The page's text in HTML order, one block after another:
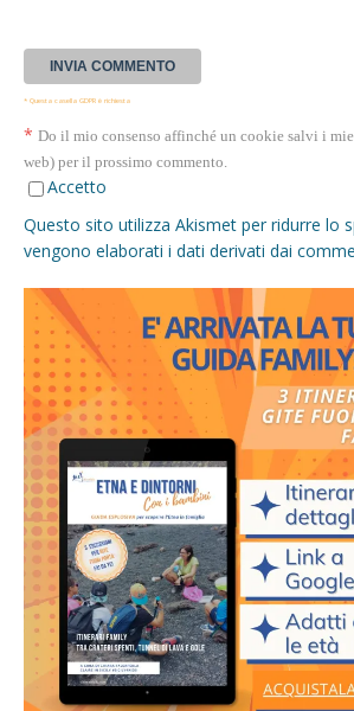
* Questa casella GDPR è richiesta
* Do il mio consenso affinché un cookie salvi i
web) per il prossimo commento.
Accetto
Questo sito utilizza Akismet per ridurre lo
vengono elaborati i dati derivati dai